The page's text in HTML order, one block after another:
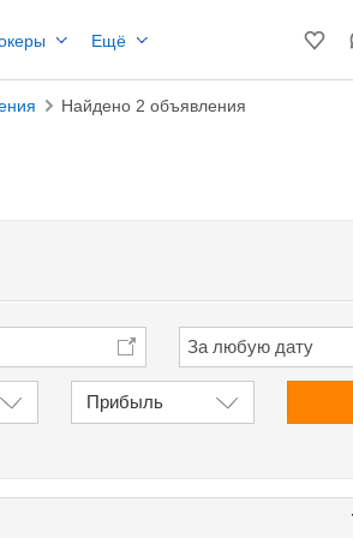
Ещё
Найдено 2 объявления
Прибыль